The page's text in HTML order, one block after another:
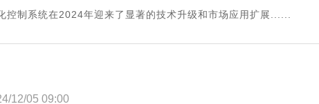
控制系统在2024年迎来了显著的技术升级和市场应用扩展......
12/05 09:00